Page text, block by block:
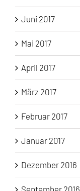
Juni 2017
Mai 2017
April 2017
März 2017
Februar 2017
Januar 2017
Dezember 2016